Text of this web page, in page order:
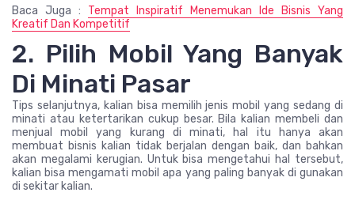
Baca Juga : Tempat Inspiratif Menemukan Ide Bisnis Yang
Kreatif Dan Kompetitif
2. Pilih Mobil Yang Banyak
Di Minati Pasar
Tips selanjutnya, kalian bisa memilih jenis mobil yang sedang di
minati atau ketertarikan cukup besar. Bila kalian membeli dan
menjual mobil yang kurang di minati, hal itu hanya akan
membuat bisnis kalian tidak berjalan dengan baik, dan bahkan
akan megalami kerugian. Untuk bisa mengetahui hal tersebut,
kalian bisa mengamati mobil apa yang paling banyak di gunakan
di sekitar kalian.